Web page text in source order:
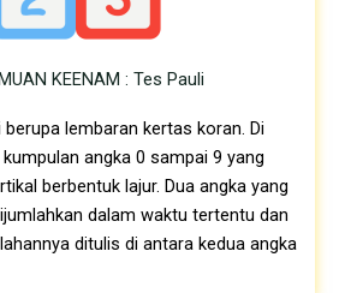
KEENAM : Tes Pauli
lembaran kertas koran. Di
angka 0 sampai 9 yang
berbentuk lajur. Dua angka yang
dalam waktu tertentu dan
ditulis di antara kedua angka